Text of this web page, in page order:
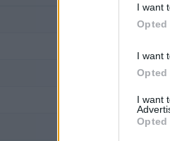
I want
Opted
I want
Opted
I want
Opted
2025-09-08
2025-05-30
2025-01-24
2024-07-19